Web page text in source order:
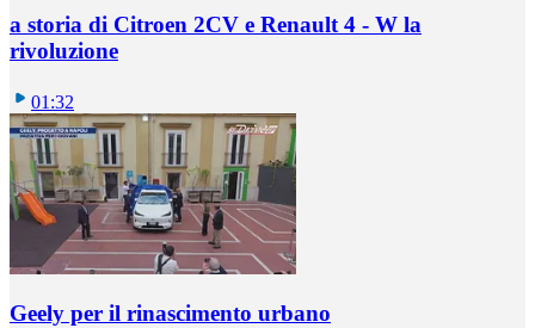
a storia di Citroen 2CV e Renault 4 - W la
rivoluzione
01:32
Geely per il rinascimento urbano